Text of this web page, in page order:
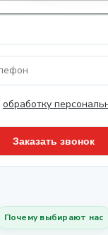
обработку
Почему выбирают нас